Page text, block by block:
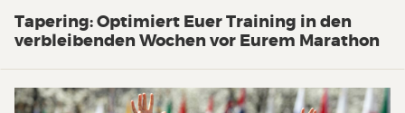
Tapering: Optimiert Euer Training in den
verbleibenden Wochen vor Eurem Marathon